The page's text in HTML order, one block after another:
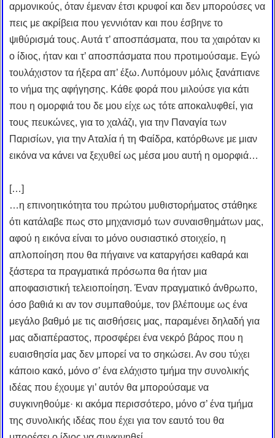
αρμονικούς, όταν έμεναν έτσι κρυφοί και δεν μπορούσες να
πεις με ακρίβεια που γεννιόταν και που έσβηνε το
ψιθύρισμά τους. Αυτά τ’ αποσπάσματα, που τα χαιρόταν κι
ο ίδιος, ήταν και τ’ αποσπάσματα που προτιμούσαμε. Εγώ
τουλάχιστον τα ήξερα απ’ έξω. Λυπόμουν μόλις ξανάπιανε
το νήμα της αφήγησης. Κάθε φορά που μιλούσε για κάτι
που η ομορφιά του δε μου είχε ως τότε αποκαλυφθεί, για
τους πευκώνες, για το χαλάζι, για την Παναγία των
Παρισίων, για την Αταλία ή τη Φαίδρα, κατόρθωνε με μιαν
εικόνα να κάνει να ξεχυθεί ως μέσα μου αυτή η ομορφιά…
[…]
…η επινοητικότητα του πρώτου μυθιστορήματος στάθηκε
ότι κατάλαβε πως στο μηχανισμό των συναισθημάτων μας,
αφού η εικόνα είναι το μόνο ουσιαστικό στοιχείο, η
απλοποίηση που θα πήγαινε να καταργήσει καθαρά και
ξάστερα τα πραγματικά πρόσωπα θα ήταν μια
αποφασιστική τελειοποίηση. Έναν πραγματικό άνθρωπο,
όσο βαθιά κι αν τον συμπαθούμε, τον βλέπουμε ως ένα
μεγάλο βαθμό με τις αισθήσεις μας, παραμένει δηλαδή για
μας αδιαπέραστος, προσφέρει ένα νεκρό βάρος που η
ευαισθησία μας δεν μπορεί να το σηκώσει. Αν σου τύχει
κάποιο κακό, μόνο σ’ ένα ελάχιστο τμήμα την συνολικής
ιδέας που έχουμε γι’ αυτόν θα μπορούσαμε να
συγκινηθούμε· κι ακόμα περισσότερο, μόνο σ’ ένα τμήμα
της συνολικής ιδέας που έχει για τον εαυτό του θα